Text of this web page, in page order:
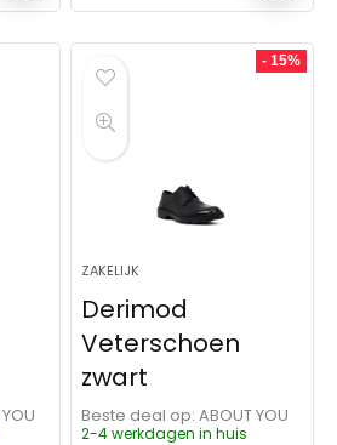
YOU
- 15%
ZAKELIJK
Derimod
Veterschoen
zwart
Beste deal op:
ABOUT YOU
2-4 werkdagen in huis